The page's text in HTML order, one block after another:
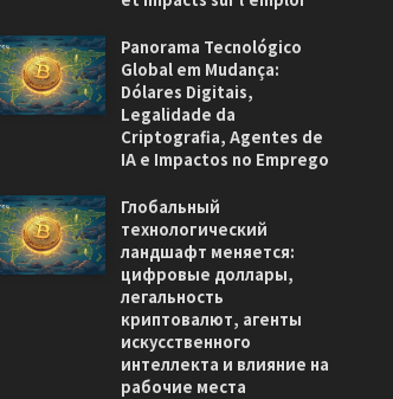
Panorama Tecnológico
Global em Mudança:
Dólares Digitais,
Legalidade da
Criptografia, Agentes de
IA e Impactos no Emprego
Глобальный
технологический
ландшафт меняется:
цифровые доллары,
легальность
криптовалют, агенты
искусственного
интеллекта и влияние на
рабочие места